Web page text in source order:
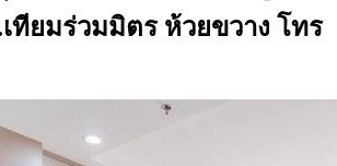
ทียมร่วมมิตร ห้วยขวาง โทร